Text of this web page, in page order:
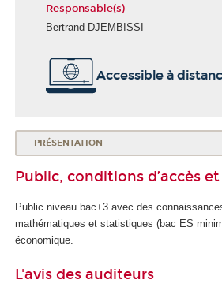
Responsable(s)
Bertrand DJEMBISSI
Accessible à
PRÉSENTATION
Public, conditions d’accès
Public niveau bac+3 avec des
mathématiques et statistiques (bac ES
économique.
L'avis des auditeurs